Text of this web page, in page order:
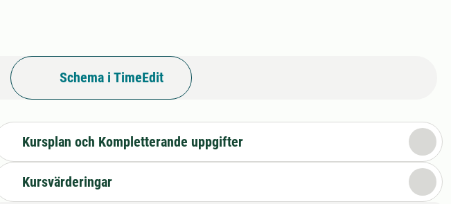
Schema i TimeEdit
Kursplan och Kompletterande uppgifter
Kursvärderingar